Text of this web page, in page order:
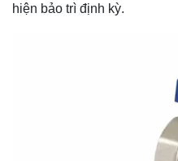
hiện bảo trì định kỳ.